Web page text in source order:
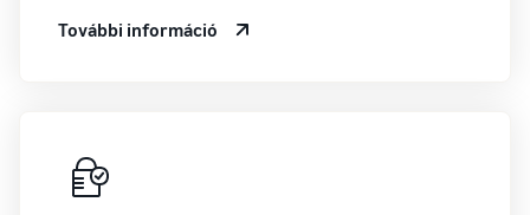
További információ